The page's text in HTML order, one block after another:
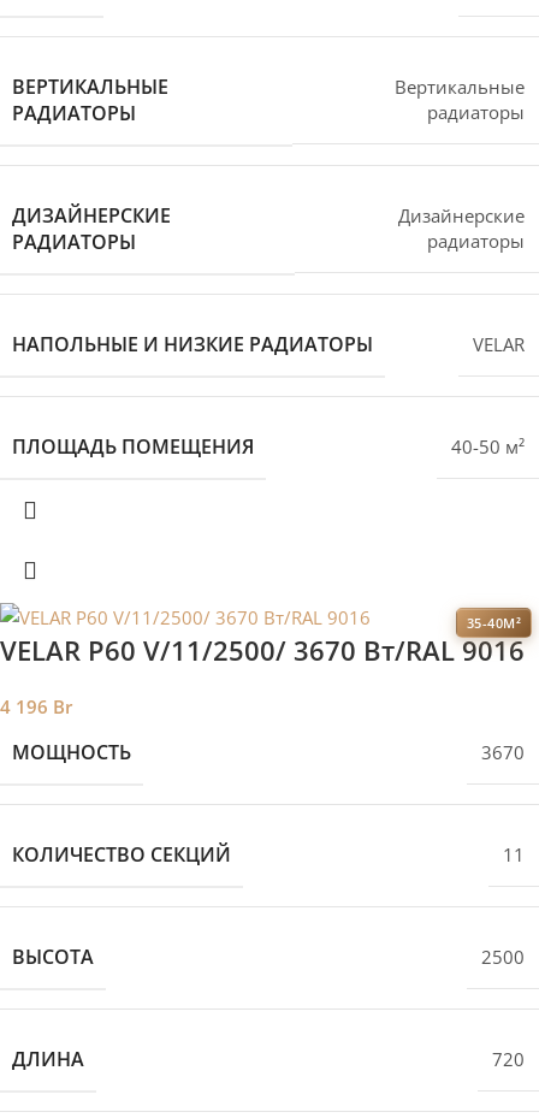
ВЕРТИКАЛЬНЫЕ
РАДИАТОРЫ
Вертикальные
радиаторы
ДИЗАЙНЕРСКИЕ
РАДИАТОРЫ
Дизайнерские
радиаторы
НАПОЛЬНЫЕ И НИЗКИЕ РАДИАТОРЫ VELAR
ПЛОЩАДЬ ПОМЕЩЕНИЯ 40-50 м²
35-40М²
VELAR P60 V/11/2500/ 3670 Bт/RAL 9016
4 196 Br
МОЩНОСТЬ 3670
КОЛИЧЕСТВО СЕКЦИЙ 11
ВЫСОТА 2500
ДЛИНА 720